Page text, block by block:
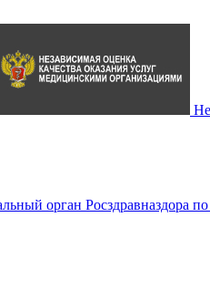
орган Росздравназдора